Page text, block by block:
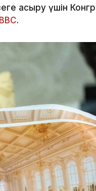
асыру үшін
BBC.